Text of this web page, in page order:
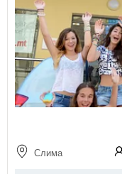
Слима